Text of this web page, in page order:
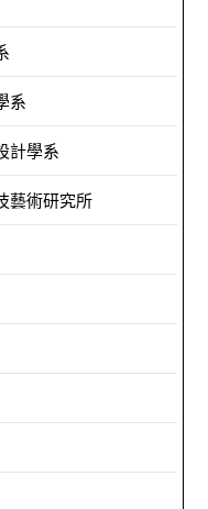
系
計學系
藝術研究所